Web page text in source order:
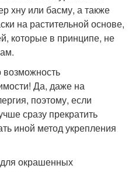
хну или басму, а также
на растительной основе,
которые в принципе, не
возможность
Да, даже на
поэтому, если
сразу прекратить
иной метод укрепления